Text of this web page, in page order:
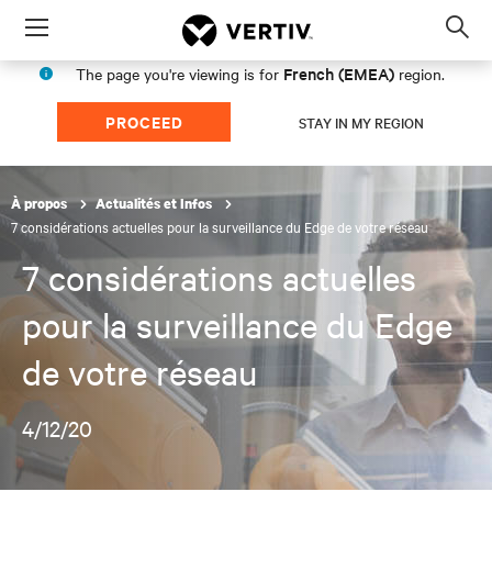
Menu
The page you're viewing is for French (EMEA) region.
PROCEED STAY IN MY REGION
À propos Actualités et Infos
7 considérations actuelles pour la surveillance du Edge de votre réseau
7 considérations actuelles
pour la surveillance du Edge
de votre réseau
4/12/20